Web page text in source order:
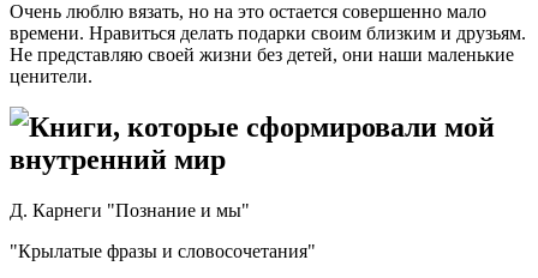
Очень люблю вязать, но на это остается совершенно мало
времени. Нравиться делать подарки своим близким и друзьям.
Не представляю своей жизни без детей, они наши маленькие
ценители.
Книги, которые сформировали мой
внутренний мир
Д. Карнеги "Познание и мы"
"Крылатые фразы и словосочетания"